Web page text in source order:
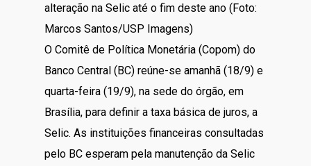
alteração na Selic até o fim deste ano (Foto:
Marcos Santos/USP Imagens)
O Comitê de Política Monetária (Copom) do
Banco Central (BC) reúne-se amanhã (18/9) e
quarta-feira (19/9), na sede do órgão, em
Brasília, para definir a taxa básica de juros, a
Selic. As instituições financeiras consultadas
pelo BC esperam pela manutenção da Selic